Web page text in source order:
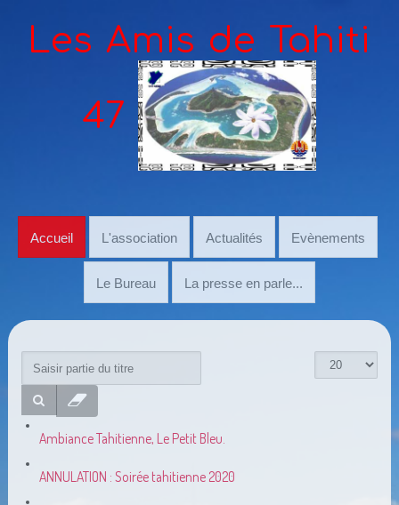
Les Amis de Tahiti
47
Accueil L'association Actualités Evènements
Le Bureau La presse en parle...
Ambiance Tahitienne, Le Petit Bleu.
ANNULATION : Soirée tahitienne 2020